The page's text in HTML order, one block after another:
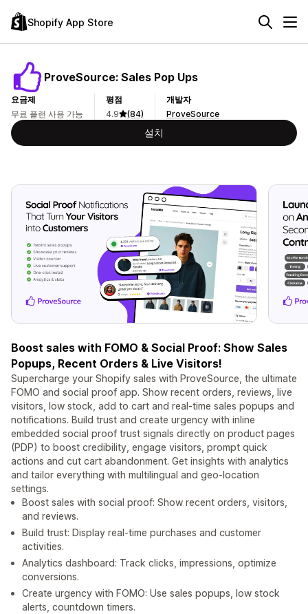
Shopify App Store
ProveSource: Sales Pop Ups
요금제
무료 플랜 사용 가능
평점
4.9
(84)
개발자
ProveSource
설치
Boost sales with FOMO & Social Proof: Show Sales
Popups, Recent Orders & Live Visitors!
Supercharge your Shopify sales with ProveSource, the ultimate
FOMO and social proof app. Show recent orders, reviews, live
visitors, low stock, add to cart and real-time sales popups and
notifications. Build trust and create urgency with inline
embedded social proof trust signals directly on product pages
(PDP) to boost credibility, engage visitors, prompt quick
actions and cut cart abandonment. Get insights with analytics
and tailor everything with multilingual and geo-location
settings.
Boost sales with social proof: Show recent orders, visitors,
and reviews.
Build trust: Display real-time purchases and customer
activities.
Analytics dashboard: Track clicks, impressions, optimize
conversions.
Create urgency with FOMO: Use sales popups, low stock
alerts, countdown timers.